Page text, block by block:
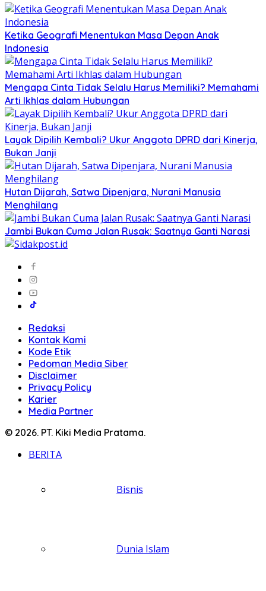
Ketika Geografi Menentukan Masa Depan Anak
Indonesia
Mengapa Cinta Tidak Selalu Harus Memiliki? Memahami
Arti Ikhlas dalam Hubungan
Layak Dipilih Kembali? Ukur Anggota DPRD dari Kinerja,
Bukan Janji
Hutan Dijarah, Satwa Dipenjara, Nurani Manusia
Menghilang
Jambi Bukan Cuma Jalan Rusak: Saatnya Ganti Narasi
Redaksi
Kontak Kami
Kode Etik
Pedoman Media Siber
Disclaimer
Privacy Policy
Karier
Media Partner
© 2026. PT. Kiki Media Pratama.
BERITA
Bisnis
Dunia Islam